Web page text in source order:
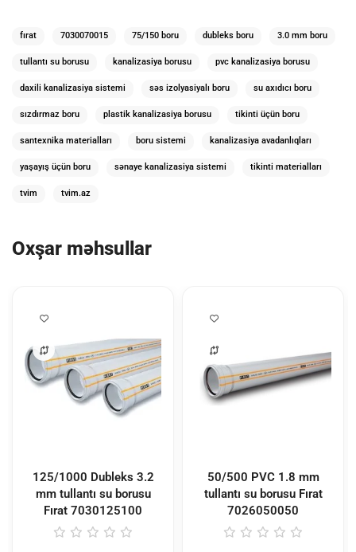
fırat 7030070015 75/150 boru dubleks boru 3.0 mm boru
tullantı su borusu kanalizasiya borusu pvc kanalizasiya borusu
daxili kanalizasiya sistemi səs izolyasiyalı boru su axıdıcı boru
sızdırmaz boru plastik kanalizasiya borusu tikinti üçün boru
santexnika materialları boru sistemi kanalizasiya avadanlıqları
yaşayış üçün boru sənaye kanalizasiya sistemi tikinti materialları
tvim tvim.az
Oxşar məhsullar
125/1000 Dubleks 3.2
mm tullantı su borusu
Fırat 7030125100
50/500 PVC 1.8 mm
tullantı su borusu Fırat
7026050050